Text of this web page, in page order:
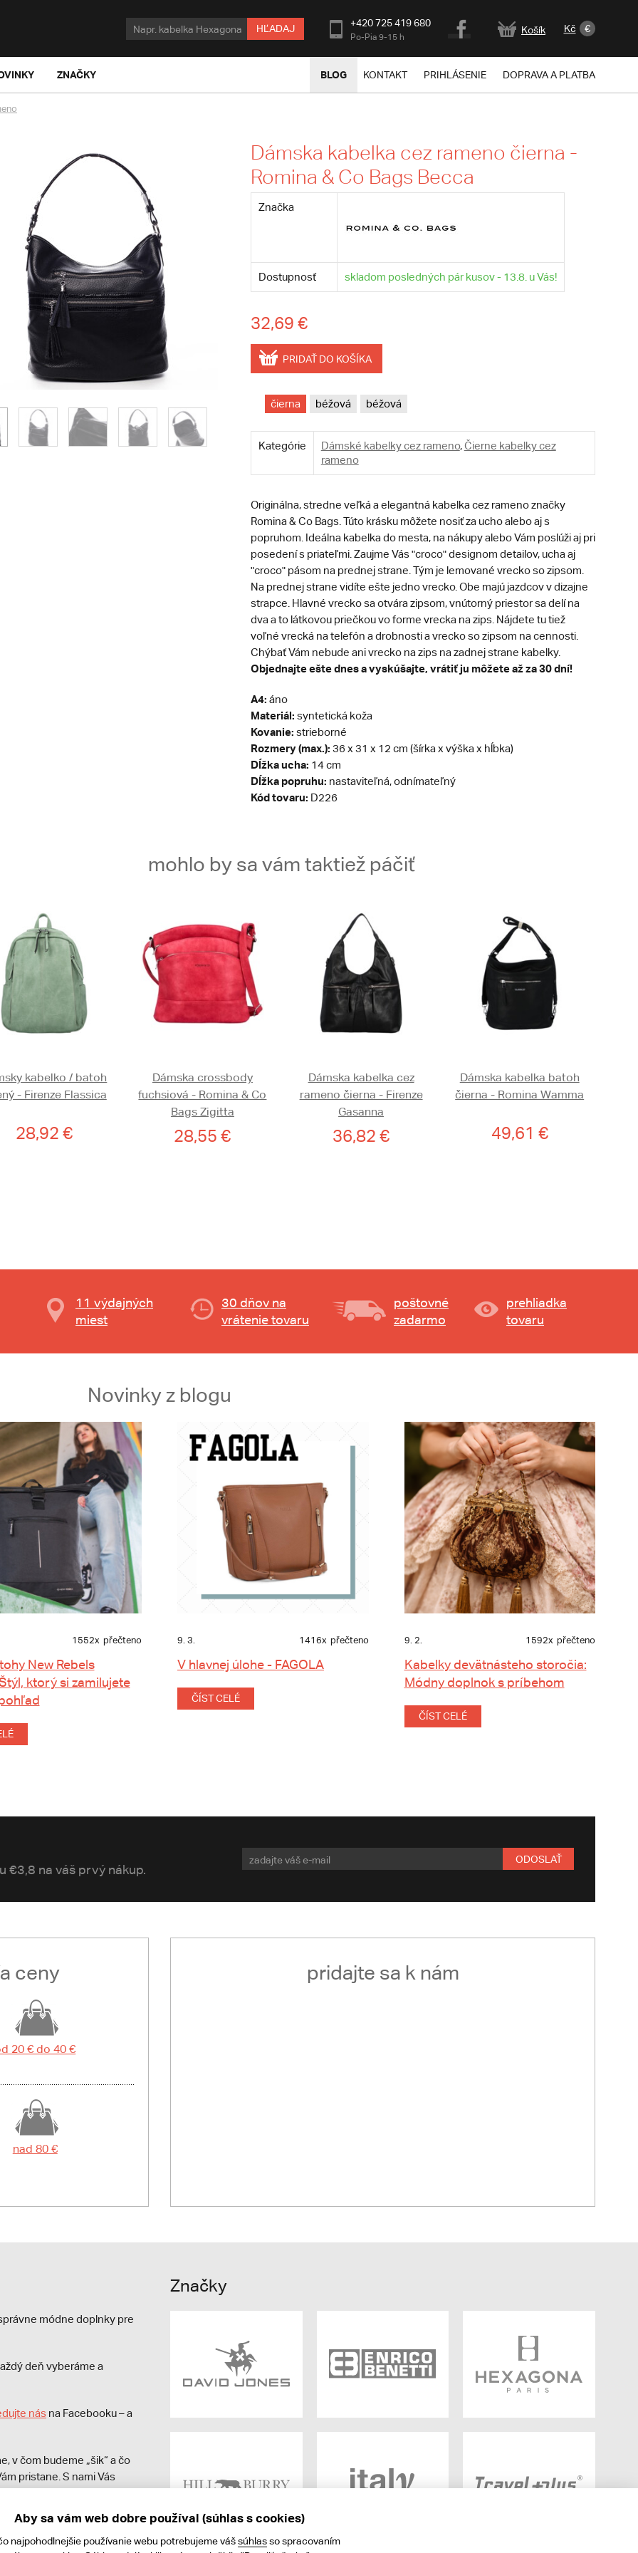
HĽADAJ +420 725 419 680
Po-Pia 9-15 h
Košík Kč €
ZNAČKY BLOG KONTAKT PRIHLÁSENIE DOPRAVA A PLATBA
Dámska kabelka cez rameno čierna -
Romina & Co Bags Becca
Značka
Dostupnosť skladom posledných pár kusov - 13.8. u Vás!
32,69 €
PRIDAŤ DO KOŠÍKA
čierna béžová béžová
Kategórie Dámské kabelky cez rameno,Čierne kabelky cez
rameno
Originálna, stredne veľká a elegantná kabelka cez rameno značky
Romina & Co Bags. Túto krásku môžete nosiť za ucho alebo aj s
popruhom. Ideálna kabelka do mesta, na nákupy alebo Vám poslúži aj pri
posedení s priateľmi. Zaujme Vás "croco" designom detailov, ucha aj
"croco" pásom na prednej strane. Tým je lemované vrecko so zipsom.
Na prednej strane vidíte ešte jedno vrecko. Obe majú jazdcov v dizajne
strapce. Hlavné vrecko sa otvára zipsom, vnútorný priestor sa delí na
dva a to látkovou priečkou vo forme vrecka na zips. Nájdete tu tiež
voľné vrecká na telefón a drobnosti a vrecko so zipsom na cennosti.
Chýbať Vám nebude ani vrecko na zips na zadnej strane kabelky.
Objednajte ešte dnes a vyskúšajte, vrátiť ju môžete až za 30 dní!
A4: áno
Materiál: syntetická koža
Kovanie: strieborné
Rozmery (max.): 36 x 31 x 12 cm (šírka x výška x hĺbka)
Dĺžka ucha: 14 cm
Dĺžka popruhu: nastaviteľná, odnímateľný
Kód tovaru: D226
mohlo by sa vám taktiež páčiť
kabelko / batoh
- Firenze Flassica
28,92 €
Dámska crossbody
fuchsiová - Romina & Co
Bags Zigitta
28,55 €
Dámska kabelka cez
rameno čierna - Firenze
Gasanna
36,82 €
Dámska kabelka batoh
čierna - Romina Wamma
49,61 €
11 výdajných
miest
30 dňov na
vrátenie tovaru
poštovné
zadarmo
prehliadka
tovaru
Novinky z blogu
1552x přečteno
New Rebels
ktorý si zamilujete
9. 3. 1416x přečteno
V hlavnej úlohe - FAGOLA
ČÍST CELÉ
9. 2. 1592x přečteno
Kabelky devätnásteho storočia:
Módny doplnok s príbehom
ČÍST CELÉ
€3,8 na váš prvý nákup.
ODOSLAŤ
ceny
20 € do 40 €
nad 80 €
pridajte sa k nám
módne doplnky pre
deň vyberáme a
nás na Facebooku – a
v čom budeme „šik“ a čo
pristane. S nami Vás
Značky
Aby sa vám web dobre používal (súhlas s cookies)
najpohodlnejšie používanie webu potrebujeme vášsúhlasso spracovaním